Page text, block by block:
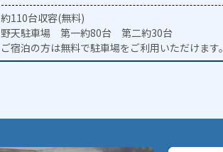
約110台収容(無料)
野天駐車場 第一約80台 第二約30台
ご宿泊の方は無料で駐車場をご利用いただけます。